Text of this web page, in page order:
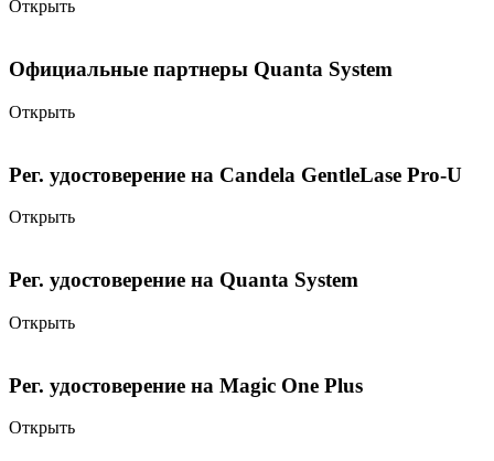
Открыть
Официальные партнеры Quanta System
Открыть
Рег. удостоверение на Candela GentleLase Pro-U
Открыть
Рег. удостоверение на Quanta System
Открыть
Рег. удостоверение на Magic One Plus
Открыть